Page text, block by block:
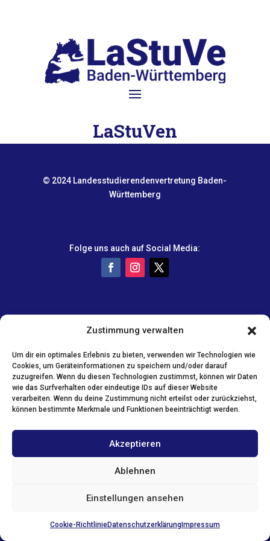
Zustimmung verwalten
Um dir ein optimales Erlebnis zu bieten, verwenden wir Technologien wie
Cookies, um Geräteinformationen zu speichern und/oder darauf
zuzugreifen. Wenn du diesen Technologien zustimmst, können wir Daten
wie das Surfverhalten oder eindeutige IDs auf dieser Website
verarbeiten. Wenn du deine Zustimmung nicht erteilst oder zurückziehst,
können bestimmte Merkmale und Funktionen beeinträchtigt werden.
Akzeptieren
Ablehnen
Einstellungen ansehen
Cookie-RichtlinieDatenschutzerklärung Impressum
LaStuVen
© 2024 Landesstudierendenvertretung Baden-
Württemberg
Folge uns auch auf Social Media: